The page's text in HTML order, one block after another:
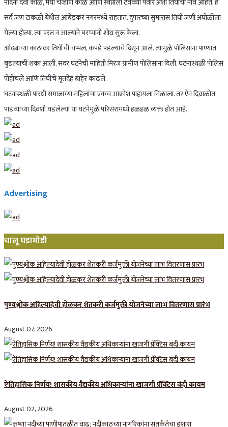
सर्व जण टाकळी येथील आंबेडकर नगरमध्ये राहतात. दुपारच्या सुमारास तिघी जणी अंघोळीला
गेल्या होत्या. त्या परत न आल्याने घरच्यांनी शोध सुरू केला.
ओढ्याच्या काठावर तिघींची चप्पल, कपडे पडल्याचे दिसून आले. त्यामुळे पोलिसांना पाण्यात
बुडल्याची शंका आली. सदर घटनेची माहिती मिरज ग्रामीण पोलिसांना दिली. घटनास्थळी पोलिस
पोहोचले आणि तिघींचे मृतदेह बाहेर काढले.
घटनास्थळी पारधी समाजाच्या महिलांचा एकच आक्रोश पाहायला मिळाला. तर ऐन दिवाळीत
पाडव्याच्या दिवशी घडलेल्या या घटनेमुळे परिसरामध्ये हळहळ व्यक्त होत आहे.
Advertising
चालू घडामोडी
पुण्यश्लोक अहिल्यादेवी होळकर शेतकरी कर्जमुक्ती योजनेच्या लाभ वितरणास प्रारंभ
August 07, 2026
ऐतिहासिक निर्णय! शासकीय वैद्यकीय अधिकाऱ्यांना खाजगी प्रॅक्टिस बंदी कायम
August 02, 2026